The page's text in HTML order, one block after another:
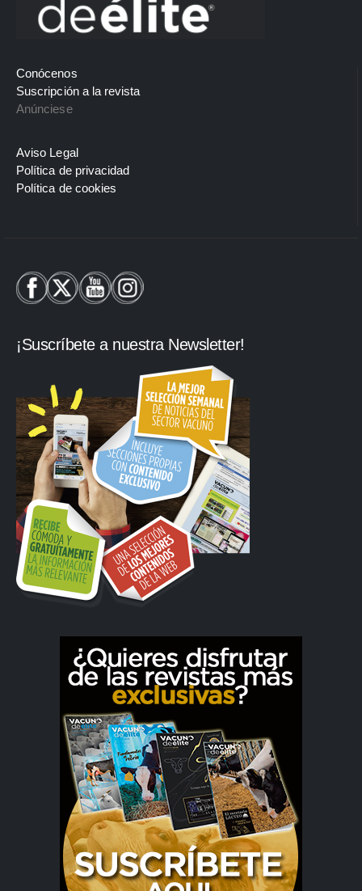
Conócenos
Suscripción a la revista
Anúnciese
Aviso Legal
Política de privacidad
Política de cookies
¡Suscríbete a nuestra Newsletter!